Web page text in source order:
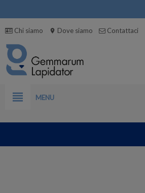
Chi siamo location_on Dove siamo Contattaci
view_headline MENU